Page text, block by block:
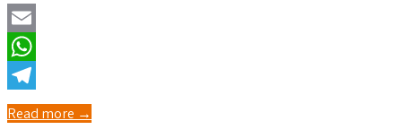
Email
WhatsApp
Telegram
Read more →